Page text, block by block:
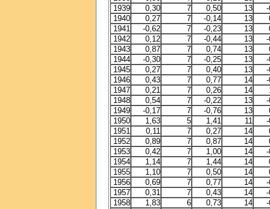
1939
0,30 7 0,50 13
1940
0,27 7 -0,14 13
1941
-0,62 7 -0,23 13
1942
0,12 7 -0,44 13
1943
0,87 7 0,74 13
1944
-0,30 7 -0,25 13
1945
0,27 7 0,40 13
1946
0,43 7 0,77 14
1947
0,21 7 0,26 14
1948
0,54 7 -0,22 13
1949
-0,17 7 -0,76 13
1950
1,63 5 1,41 11
1951
0,11 7 0,27 14
1952
0,89 7 0,87 14
1953
0,42 7 1,00 14
1954
1,14 7 1,44 14
1955
1,10 7 0,50 14
1956
0,69 7 0,77 14
1957
0,31 7 0,43 14
1958
1,83 6 0,73 14